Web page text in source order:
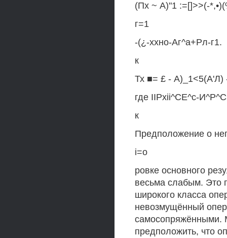
(Пх ~ А)"1 :=[]>>(-
г=1
-(¿-ххно-Аг^а+Рл-г1.
к
Тх ■= £ - А)_1<5(А'Л)
где ІІРхіі^СЕ^с-
к
Предположение о
і=о
ровке основного
весьма слабым. Это
широкого класса
невозмущённый
самосопряжёнными.
предположить, что